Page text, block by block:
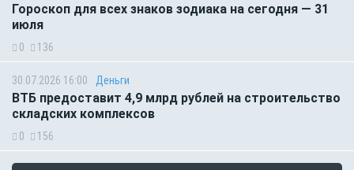
Гороскоп для всех знаков зодиака на сегодня — 31
июля
0 136
30.07.2026 16:00 Деньги
ВТБ предоставит 4,9 млрд рублей на строительство
складских комплексов
0 156